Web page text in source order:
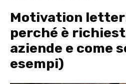
Motivation letter:
perché è
aziende e come
esempi)